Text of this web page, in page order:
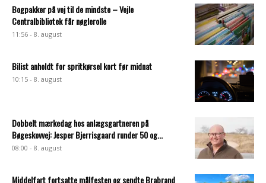
Bogpakker på vej til de mindste – Vejle
Centralbibliotek får nøglerolle
11:56 - 8. august
Bilist anholdt for spritkørsel kort før midnat
10:15 - 8. august
Dobbelt mærkedag hos anlægsgartneren på
Bøgeskovvej: Jesper Bjerrisgaard runder 50 og...
08:00 - 8. august
Middelfart fortsatte målfesten og sendte Brabrand